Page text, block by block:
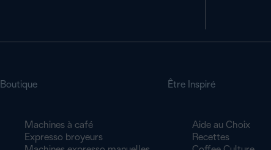
Boutique
Machines à café
Expresso broyeurs
Être Inspiré
Aide au Choix
Recettes